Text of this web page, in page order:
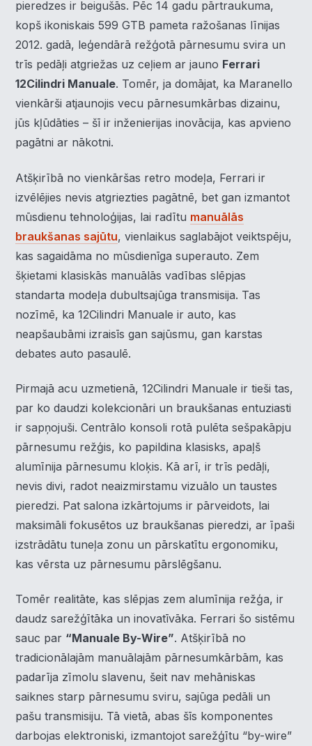
pieredzes ir beigušās. Pēc 14 gadu pārtraukuma,
kopš ikoniskais 599 GTB pameta ražošanas līnijas
2012. gadā, leģendārā režģotā pārnesumu svira un
trīs pedāļi atgriežas uz ceļiem ar jauno Ferrari
12Cilindri Manuale. Tomēr, ja domājat, ka Maranello
vienkārši atjaunojis vecu pārnesumkārbas dizainu,
jūs kļūdāties – šī ir inženierijas inovācija, kas apvieno
pagātni ar nākotni.
Atšķirībā no vienkāršas retro modeļa, Ferrari ir
izvēlējies nevis atgriezties pagātnē, bet gan izmantot
mūsdienu tehnoloģijas, lai radītu manuālās
braukšanas sajūtu, vienlaikus saglabājot veiktspēju,
kas sagaidāma no mūsdienīga superauto. Zem
šķietami klasiskās manuālās vadības slēpjas
standarta modeļa dubultsajūga transmisija. Tas
nozīmē, ka 12Cilindri Manuale ir auto, kas
neapšaubāmi izraisīs gan sajūsmu, gan karstas
debates auto pasaulē.
Pirmajā acu uzmetienā, 12Cilindri Manuale ir tieši tas,
par ko daudzi kolekcionāri un braukšanas entuziasti
ir sapņojuši. Centrālo konsoli rotā pulēta sešpakāpju
pārnesumu režģis, ko papildina klasisks, apaļš
alumīnija pārnesumu kloķis. Kā arī, ir trīs pedāļi,
nevis divi, radot neaizmirstamu vizuālo un taustes
pieredzi. Pat salona izkārtojums ir pārveidots, lai
maksimāli fokusētos uz braukšanas pieredzi, ar īpaši
izstrādātu tuneļa zonu un pārskatītu ergonomiku,
kas vērsta uz pārnesumu pārslēgšanu.
Tomēr realitāte, kas slēpjas zem alumīnija režģa, ir
daudz sarežģītāka un inovatīvāka. Ferrari šo sistēmu
sauc par “Manuale By-Wire”. Atšķirībā no
tradicionālajām manuālajām pārnesumkārbām, kas
padarīja zīmolu slavenu, šeit nav mehāniskas
saiknes starp pārnesumu sviru, sajūga pedāli un
pašu transmisiju. Tā vietā, abas šīs komponentes
darbojas elektroniski, izmantojot sarežģītu “by-wire”